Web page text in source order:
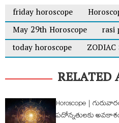
friday horoscope
May 29th Horoscope
rasi
today horoscope
RELATED
Horoscope |
ప‌దోన్న‌తుల‌కు